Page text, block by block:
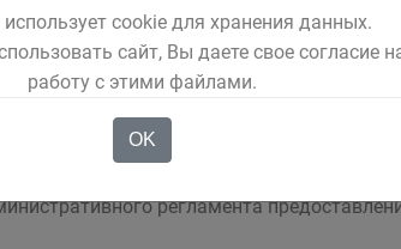
сведений из информационной
деятельности
Администрация Беловского
регламента
использует cookie для хранения данных.
сайт, Вы даете свое согласие
работу с этими файлами.
OK